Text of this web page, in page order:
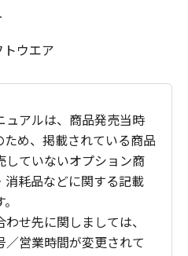
ウエア
アルは、商品発売当時
め、掲載されている商品
していないオプション商
耗品などに関する記載
せ先に関しましては、
営業時間が変更されて